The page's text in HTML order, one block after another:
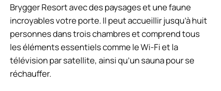
Brygger Resort avec des paysages et une faune
incroyables votre porte. Il peut accueillir jusqu’à huit
personnes dans trois chambres et comprend tous
les éléments essentiels comme le Wi-Fi et la
télévision par satellite, ainsi qu’un sauna pour se
réchauffer.